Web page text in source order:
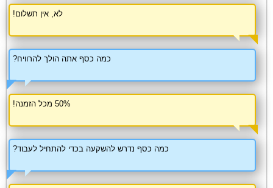
לא, אין תשלום!
כמה כסף אתה הולך להרוויח?
50% מכל הזמנה!
כמה כסף נדרש להשקעה בכדי להתחיל לעבוד?